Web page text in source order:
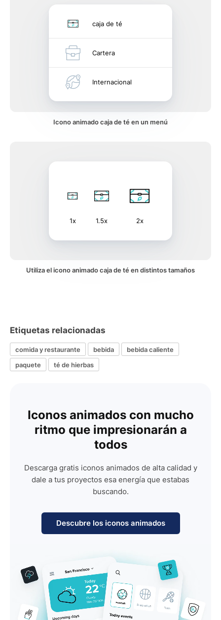
caja de té
Cartera
Internacional
Icono animado caja de té en un menú
1x 1.5x 2x
Utiliza el icono animado caja de té en distintos tamaños
Etiquetas relacionadas
comida y restaurante bebida
bebida caliente
paquete
té de hierbas
Iconos animados con mucho
ritmo que impresionarán a
todos
Descarga gratis iconos animados de alta calidad y
dale a tus proyectos esa energía que estabas
buscando.
Descubre los iconos animados